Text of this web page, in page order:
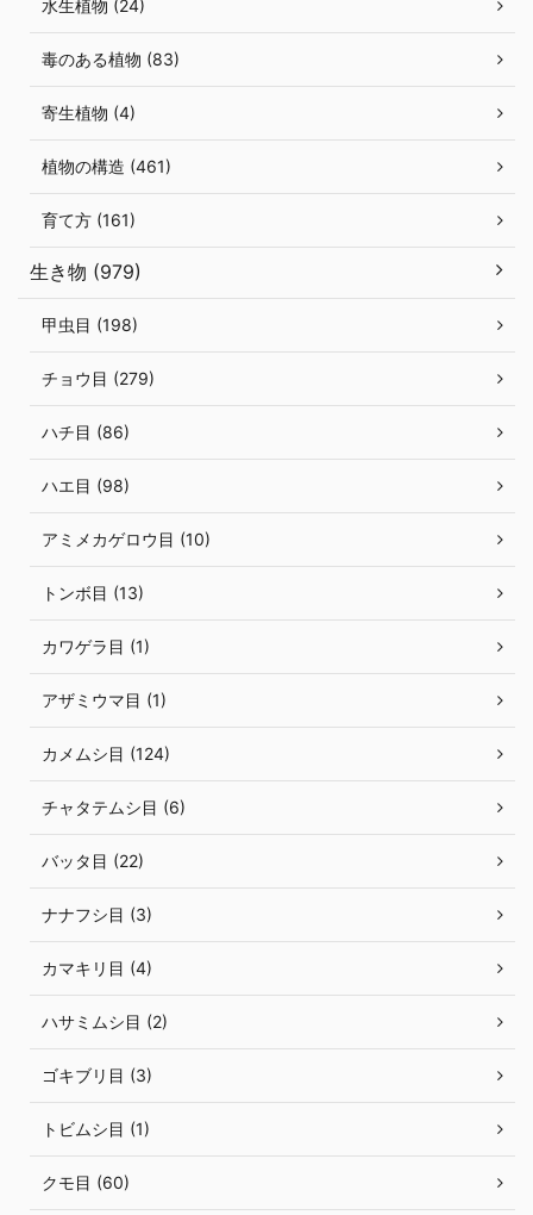
水生植物 (24)
毒のある植物 (83)
寄生植物 (4)
植物の構造 (461)
育て方 (161)
生き物 (979)
甲虫目 (198)
チョウ目 (279)
ハチ目 (86)
ハエ目 (98)
アミメカゲロウ目 (10)
トンボ目 (13)
カワゲラ目 (1)
アザミウマ目 (1)
カメムシ目 (124)
チャタテムシ目 (6)
バッタ目 (22)
ナナフシ目 (3)
カマキリ目 (4)
ハサミムシ目 (2)
ゴキブリ目 (3)
トビムシ目 (1)
クモ目 (60)